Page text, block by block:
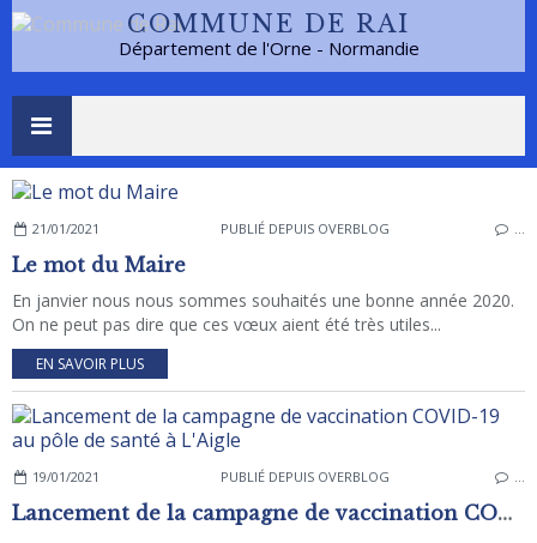
COMMUNE DE RAI
Département de l'Orne - Normandie
21/01/2021 PUBLIÉ DEPUIS OVERBLOG …
Le mot du Maire
En janvier nous nous sommes souhaités une bonne année 2020.
On ne peut pas dire que ces vœux aient été très utiles...
EN SAVOIR PLUS
19/01/2021 PUBLIÉ DEPUIS OVERBLOG …
Lancement de la campagne de vaccination COVID-19 au pôle de santé à L'Aigle